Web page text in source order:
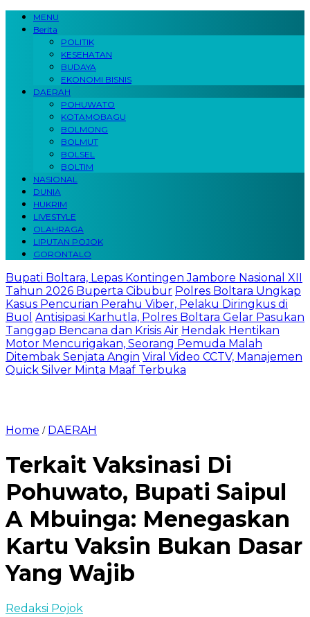
MENU
Berita
POLITIK
KESEHATAN
BUDAYA
EKONOMI BISNIS
DAERAH
POHUWATO
KOTAMOBAGU
BOLMONG
BOLMUT
BOLSEL
BOLTIM
NASIONAL
DUNIA
HUKRIM
LIVESTYLE
OLAHRAGA
LIPUTAN POJOK
GORONTALO
Bupati Boltara, Lepas Kontingen Jambore Nasional XII
Tahun 2026 Buperta Cibubur Polres Boltara Ungkap
Kasus Pencurian Perahu Viber, Pelaku Diringkus di
Buol Antisipasi Karhutla, Polres Boltara Gelar Pasukan
Tanggap Bencana dan Krisis Air Hendak Hentikan
Motor Mencurigakan, Seorang Pemuda Malah
Ditembak Senjata Angin Viral Video CCTV, Manajemen
Quick Silver Minta Maaf Terbuka
Home / DAERAH
Terkait Vaksinasi Di
Pohuwato, Bupati Saipul
A Mbuinga: Menegaskan
Kartu Vaksin Bukan Dasar
Yang Wajib
Redaksi Pojok